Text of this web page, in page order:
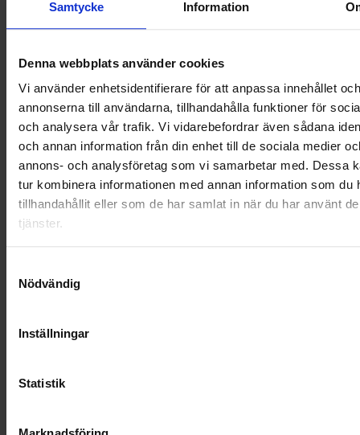
Samtycke Information
Denna webbplats använder cookies
Vi använder enhetsidentifierare för att anpassa innehållet och
annonserna till användarna, tillhandahålla funktioner för
och analysera vår trafik. Vi vidarebefordrar även sådana
och annan information från din enhet till de sociala medier
annons- och analysföretag som vi samarbetar med. Dessa
tur kombinera informationen med annan information som du
tillhandahållit eller som de har samlat in när du har använt
tjänster.
Nödvändig
Inställningar
Statistik
OHLSSONS REGION SYD
RENHÅLLNING
SAMARBETEN
SOCIALT ANSVAR
VELLINGE